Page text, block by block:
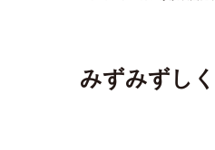
みずみずし